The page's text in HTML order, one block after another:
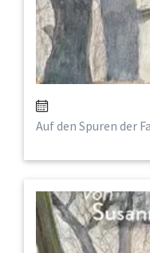
Auf den Spuren der